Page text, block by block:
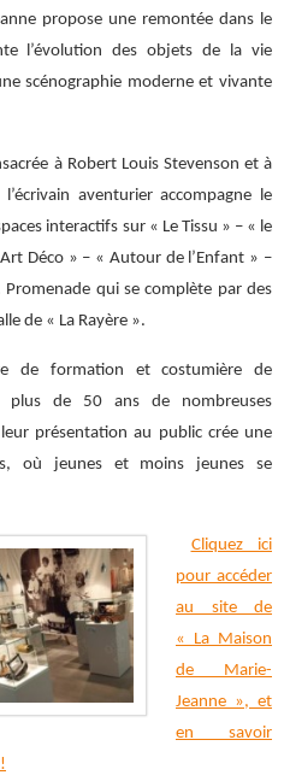
propose une remontée dans le
l’évolution des objets de la vie
scénographie moderne et vivante
à Robert Louis Stevenson et à
aventurier accompagne le
interactifs sur « Le Tissu » – « le
Déco » – « Autour de l’Enfant » –
qui se complète par des
de « La Rayère ».
de formation et costumière de
plus de 50 ans de nombreuses
présentation au public crée une
où jeunes et moins jeunes se
Cliquez ici
pour accéder
au site de
« La Maison
de Marie-
Jeanne », et
en savoir